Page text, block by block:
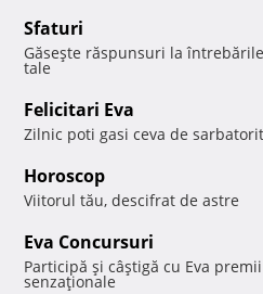
Sfaturi
Găseşte răspunsuri la întrebările
tale
Felicitari Eva
Zilnic poti gasi ceva de
Horoscop
Viitorul tău, descifrat de astre
Eva Concursuri
Participă şi câştigă cu Eva premii
senzaţionale